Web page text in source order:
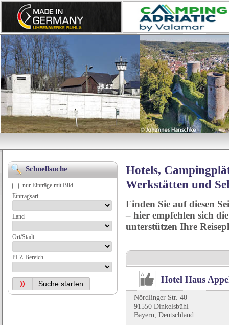
Hotels,
Werkstätten und
Finden Sie auf diesen
– hier empfehlen sich
unterstützen Ihre
Hotel Haus
Nördlinger Str. 40
91550 Dinkelsbühl
Bayern, Deutschland
Schnellsuche
nur Einträge mit Bild
Eintragsart
Land
Ort/Stadt
PLZ-Bereich